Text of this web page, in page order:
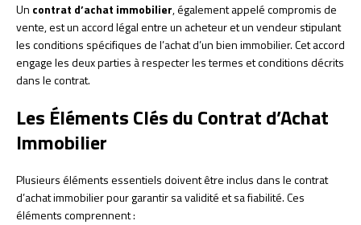
Un contrat d’achat immobilier, également appelé compromis de
vente, est un accord légal entre un acheteur et un vendeur stipulant
les conditions spécifiques de l’achat d’un bien immobilier. Cet accord
engage les deux parties à respecter les termes et conditions décrits
dans le contrat.
Les Éléments Clés du Contrat d’Achat
Immobilier
Plusieurs éléments essentiels doivent être inclus dans le contrat
d’achat immobilier pour garantir sa validité et sa fiabilité. Ces
éléments comprennent :